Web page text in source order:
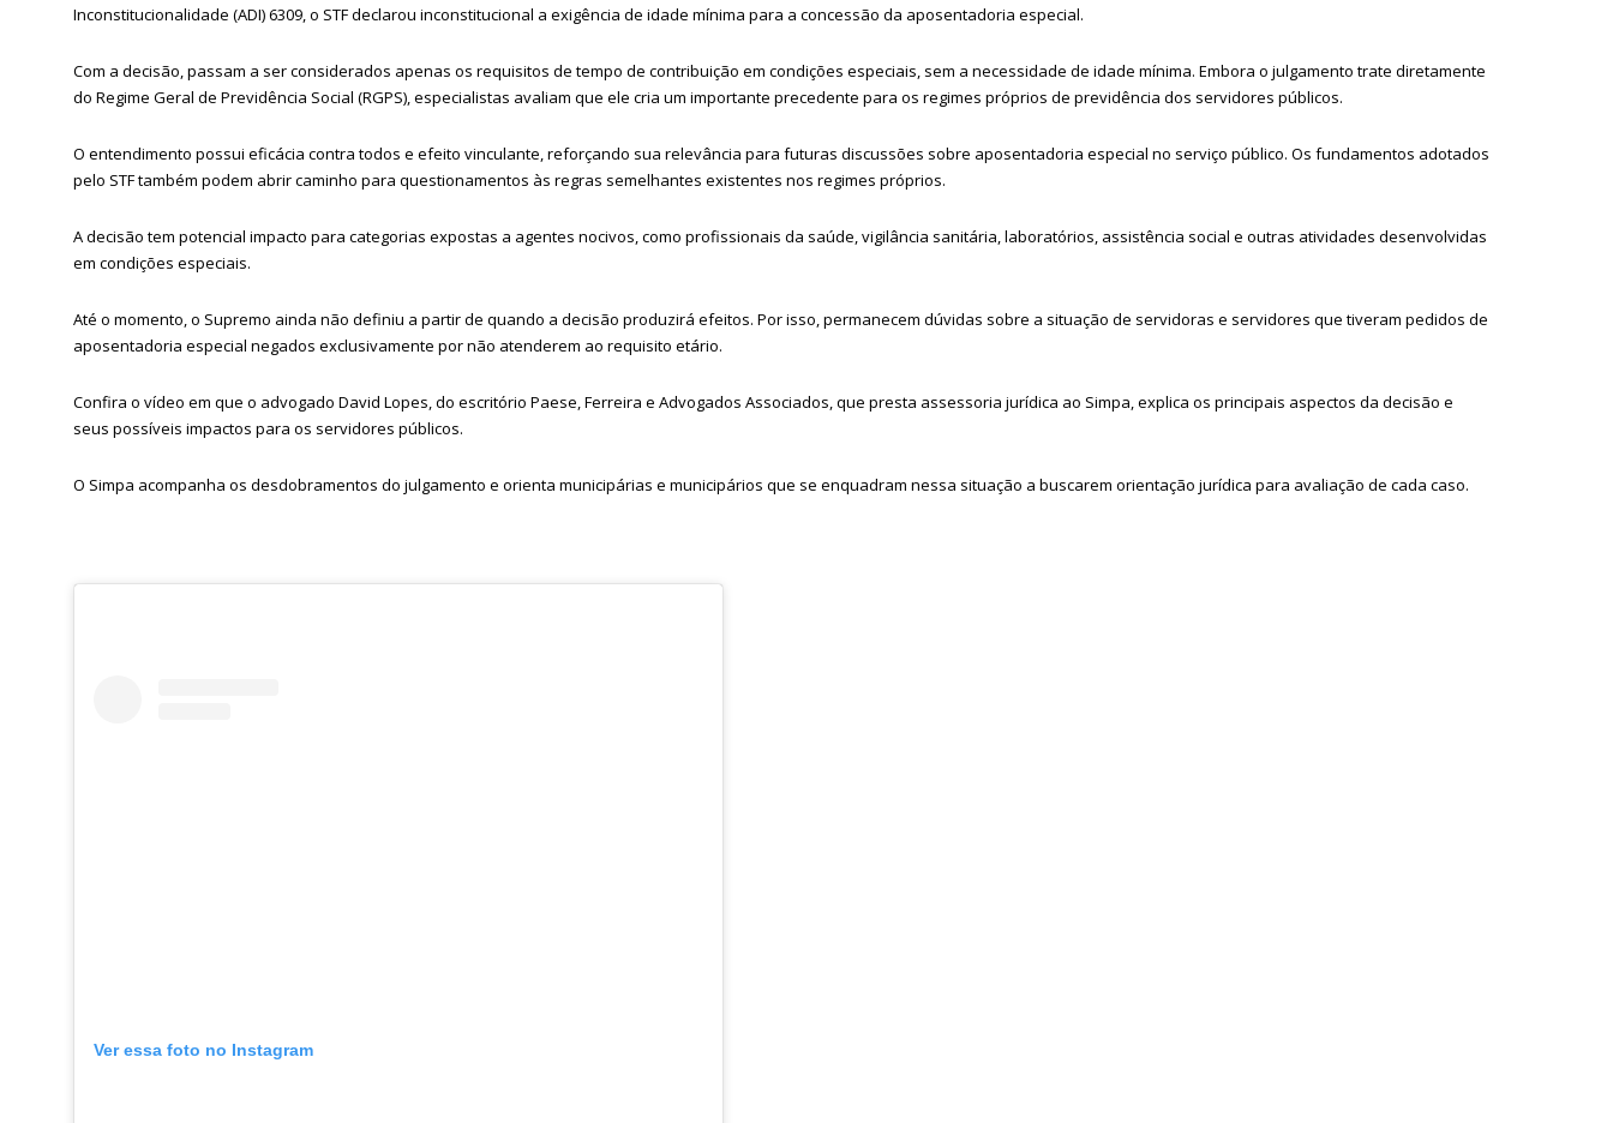
Inconstitucionalidade (ADI) 6309, o STF declarou inconstitucional a exigência de idade mínima para a concessão da aposentadoria especial.
Com a decisão, passam a ser considerados apenas os requisitos de tempo de contribuição em condições especiais, sem a necessidade de idade mínima. Embora o julgamento trate diretamente
do Regime Geral de Previdência Social (RGPS), especialistas avaliam que ele cria um importante precedente para os regimes próprios de previdência dos servidores públicos.
O entendimento possui eficácia contra todos e efeito vinculante, reforçando sua relevância para futuras discussões sobre aposentadoria especial no serviço público. Os fundamentos adotados
pelo STF também podem abrir caminho para questionamentos às regras semelhantes existentes nos regimes próprios.
A decisão tem potencial impacto para categorias expostas a agentes nocivos, como profissionais da saúde, vigilância sanitária, laboratórios, assistência social e outras atividades desenvolvidas
em condições especiais.
Até o momento, o Supremo ainda não definiu a partir de quando a decisão produzirá efeitos. Por isso, permanecem dúvidas sobre a situação de servidoras e servidores que tiveram pedidos de
aposentadoria especial negados exclusivamente por não atenderem ao requisito etário.
Confira o vídeo em que o advogado David Lopes, do escritório Paese, Ferreira e Advogados Associados, que presta assessoria jurídica ao Simpa, explica os principais aspectos da decisão e
seus possíveis impactos para os servidores públicos.
O Simpa acompanha os desdobramentos do julgamento e orienta municipárias e municipários que se enquadram nessa situação a buscarem orientação jurídica para avaliação de cada caso.
Ver essa foto no Instagram